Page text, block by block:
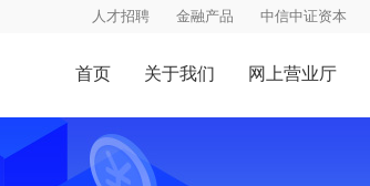
人才招聘 金融产品 中信中证资本
首页 关于我们 网上营业厅